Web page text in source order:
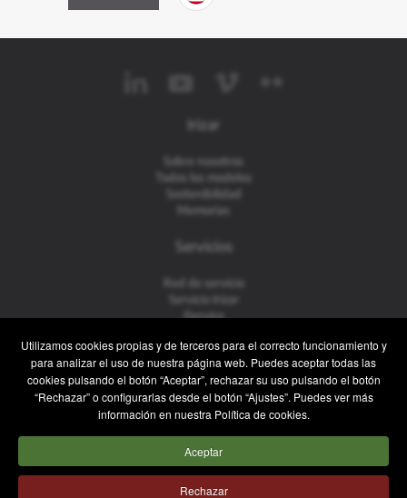
Utilizamos cookies propias y de terceros para el correcto funcionamiento y
para analizar el uso de nuestra página web. Puedes aceptar todas las
cookies pulsando el botón “Aceptar”, rechazar su uso pulsando el botón
“Rechazar” o configurarlas desde el botón “Ajustes”. Puedes ver más
información en nuestra Política de cookies.
Aceptar
Rechazar
Irizar
Sobre nosotros
Todos los modelos
Sostenibilidad
Memorias
Servicios
Red de servicio
Servicio Irizar
iService
Contacto
Contacto
Posventa y Recambios
Equipo comercial
Trabaja con nosotros
Prensa